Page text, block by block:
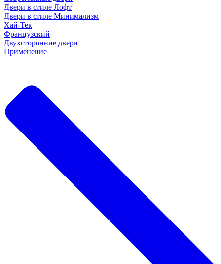
Двери в стиле Лофт
Двери в стиле Минимализм
Хай-Тек
Французский
Двухсторонние двери
Применение